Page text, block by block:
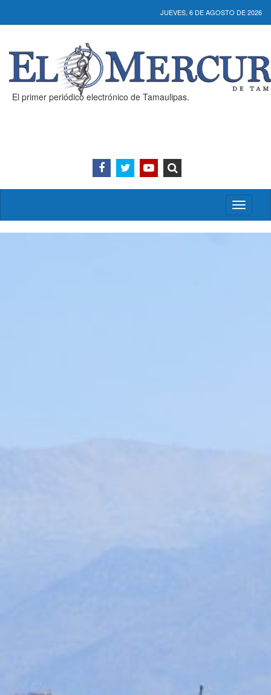
JUEVES, 6 DE AGOSTO DE 2026
El primer periódico electrónico de Tamaulipas.
Activar/
menú